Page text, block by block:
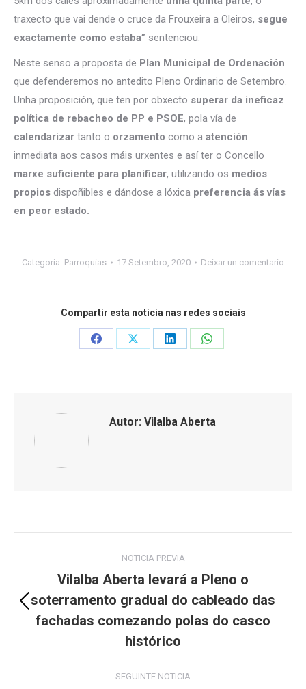
traxecto que vai dende o cruce da Frouxeira a Oleiros, segue
exactamente como estaba” sentenciou.
Neste senso a proposta de Plan Municipal de Ordenación
que defenderemos no antedito Pleno Ordinario de Setembro.
Unha proposición, que ten por obxecto superar da ineficaz
política de rebacheo de PP e PSOE, pola vía de
calendarizar tanto o orzamento como a atención
inmediata aos casos máis urxentes e así ter o Concello
marxe suficiente para planificar, utilizando os medios
propios dispoñibles e dándose a lóxica preferencia ás vías
en peor estado.
Categoría: Parroquias 17 Setembro, 2020 Deixar un comentario
Compartir esta noticia nas redes sociais
Share
Share
Share
Share
Autor: Vilalba Aberta
navigation
NOTICIA PREVIA
Previous
post:
Vilalba Aberta levará a Pleno o
soterramento gradual do cableado das
fachadas comezando polas do casco
histórico
SEGUINTE NOTICIA